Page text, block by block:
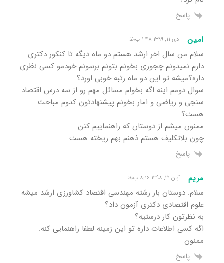
پاسخ
امین دی ۱۱, ۱۳۹۹ ۱:۴۸ ب٫ظ
سلام من سال اخر ارشد هستم دو ماه دیگه تا کنکور دکتری
دارم نمیدونم چجوری بخونم بتونم برسونم خودمو کسی نظری
داره؟میشه تو این دو ماه رتبه خوبی اورد؟
سوال دومم اینه اگه بخوام مسائل مهم رو از سه درس اقتصاد
سنجی و ریاضی و امار بخونم پیشنهادتون کدوم مباحث
هست؟
ممنون میشم از دوستان که راهنماییم کنن
چون بلاتکلیف هستم ذهنم بهم ریخته هست
پاسخ
مریم آبان ۲۱, ۱۳۹۸ ۸:۱۶ ب٫ظ
سلام. دوستان بار رشته مهندسی اقتصاد کشاورزی ارشد میشه
علوم اقتصادی دکتری آزمون داد؟
به نظرتون کار درستیه؟
اگه کسی اطلاعات داره تو این زمینه لطفا راهنمایی کنه.
ممنون
پاسخ